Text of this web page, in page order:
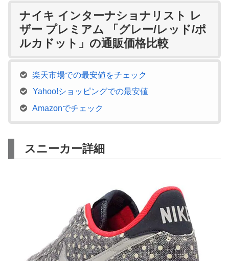
ナイキ インターナショナリスト レ
ザー プレミアム 「グレー/レッド/ポ
ルカドット」の通販価格比較
楽天市場での最安値をチェック
Yahoo!ショッピングでの最安値
Amazonでチェック
スニーカー詳細